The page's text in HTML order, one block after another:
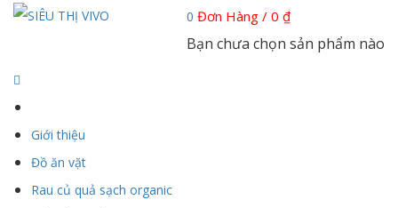
0 Đơn Hàng / 0 ₫
Bạn chưa chọn sản phẩm nào
Giới thiệu
Đồ ăn vặt
Rau củ quả sạch organic